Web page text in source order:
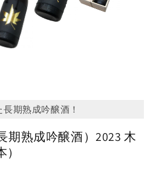
期熟成吟醸酒！
期熟成吟醸酒）2023 木